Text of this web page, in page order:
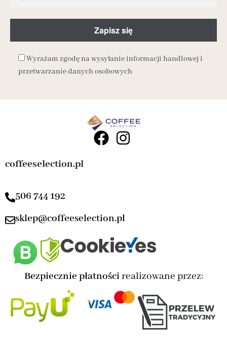
Wyrażam zgodę na wysyłanie informacji handlowej i
przetwarzanie danych osobowych
coffeeselection.pl
506 744 192
sklep@coffeeselection.pl
Bezpiecznie płatnościrealizowane przez: